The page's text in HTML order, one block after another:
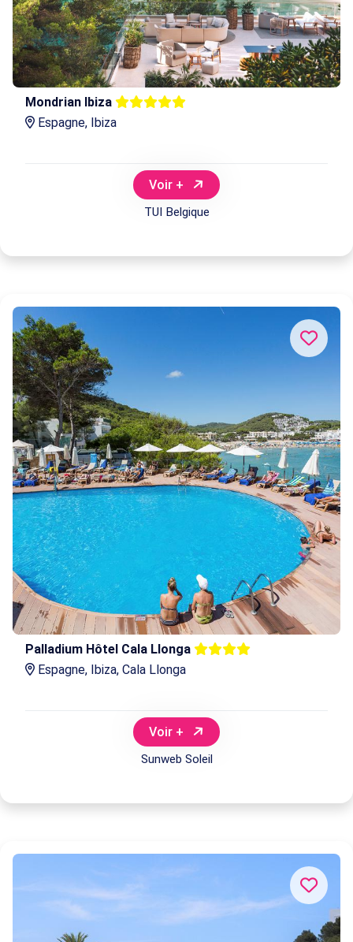
Mondrian Ibiza
Espagne, Ibiza
Voir +
TUI Belgique
Palladium Hôtel Cala Llonga
Espagne, Ibiza, Cala Llonga
Voir +
Sunweb Soleil